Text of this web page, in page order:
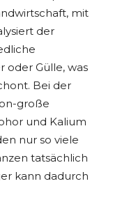
mit
der
oder Gülle, was
Bei der
große
und Kalium
nur so viele
tatsächlich
kann dadurch